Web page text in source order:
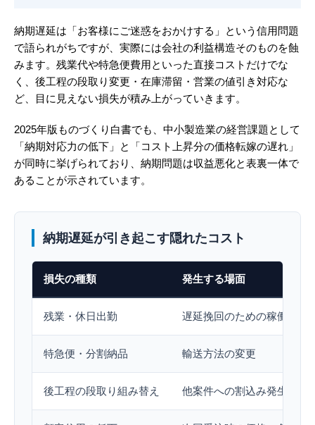
納期遅延は「お客様にご迷惑をおかけする」という信用問題
で語られがちですが、実際には会社の利益構造そのものを蝕
みます。残業代や特急便費用といった直接コストだけでな
く、後工程の段取り変更・在庫滞留・営業の値引き対応な
ど、目に見えない損失が積み上がっていきます。
2025年版ものづくり白書でも、中小製造業の経営課題として
「納期対応力の低下」と「コスト上昇分の価格転嫁の遅れ」
が同時に挙げられており、納期問題は収益悪化と表裏一体で
あることが示されています。
納期遅延が引き起こす隠れたコスト
損失の種類 発生する場面
残業・休日出勤 遅延挽回のための稼働延長
特急便・分割納品 輸送方法の変更
後工程の段取り組み替え 他案件への割込み発生